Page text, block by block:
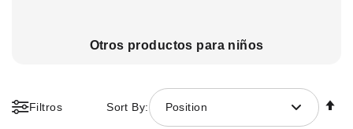
Otros productos para niños
Filtros Sort By: Position